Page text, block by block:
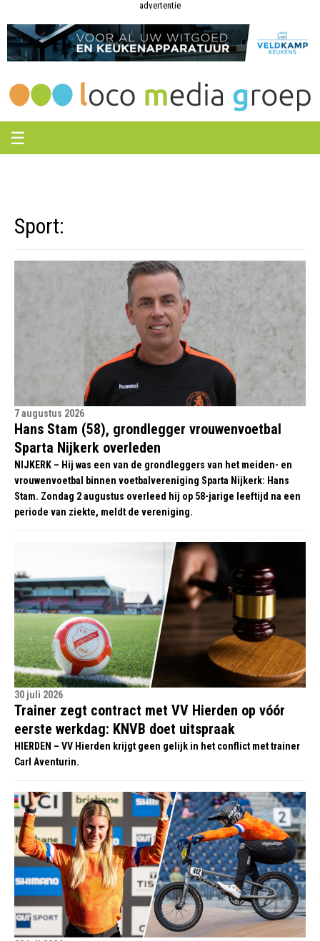
Groep
Groep
advertentie
☰
Sport:
7 augustus 2026
Hans Stam (58), grondlegger vrouwenvoetbal
Sparta Nijkerk overleden
NIJKERK – Hij was een van de grondleggers van het meiden- en
vrouwenvoetbal binnen voetbalvereniging Sparta Nijkerk: Hans
Stam. Zondag 2 augustus overleed hij op 58-jarige leeftijd na een
periode van ziekte, meldt de vereniging.
30 juli 2026
Trainer zegt contract met VV Hierden op vóór
eerste werkdag: KNVB doet uitspraak
HIERDEN – VV Hierden krijgt geen gelijk in het conflict met trainer
Carl Aventurin.